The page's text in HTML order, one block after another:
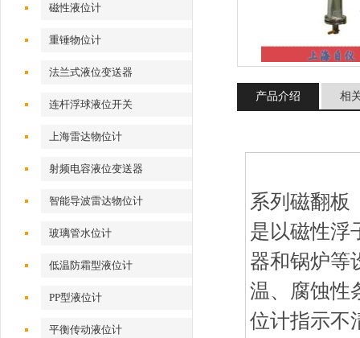
磁性液位计
重锤物位计
法兰式液位变送器
连杆浮球液位开关
上海雷达物位计
射频电容液位变送器
智能导波雷达物位计
玻璃管水位计
低温防霜型液位计
PP型液位计
平衡传动液位计
产品介绍 相
系列磁翻板
是以磁性浮
器和锅炉等
温、腐蚀性
位计指示不